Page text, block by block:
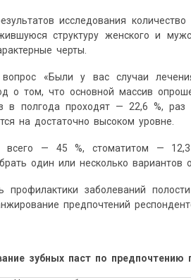
исследования
структуру женского и
черты.
«Были у вас случаи
о том, что основной массив
в полгода проходят — 22,6 %,
на достаточно высоком уровне.
всего — 45 %, стоматитом —
один или несколько вариантов
профилактики заболеваний
предпочтений
зубных паст по предпочтению